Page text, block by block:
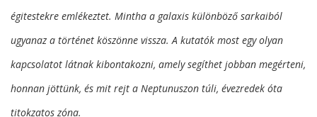
égitestekre emlékeztet. Mintha a galaxis különböző sarkaiból
ugyanaz a történet köszönne vissza. A kutatók most egy olyan
kapcsolatot látnak kibontakozni, amely segíthet jobban megérteni,
honnan jöttünk, és mit rejt a Neptunuszon túli, évezredek óta
titokzatos zóna.